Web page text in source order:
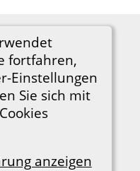
fortfahren,
Einstellungen
Sie sich mit
anzeigen